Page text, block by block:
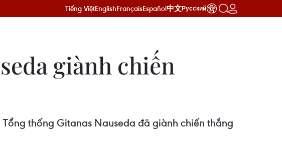
Tiếng ViệtEnglishFrançaisEspañol中文Русский
giành chiến
thống Gitanas Nauseda đã giành chiến thắng